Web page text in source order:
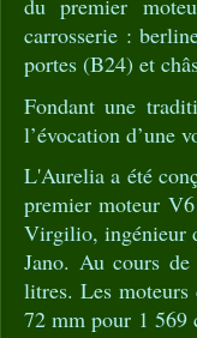
du premier
carrosserie :
portes (B24) et
Fondant une
l’évocation d’une
L'Aurelia a été
premier moteur
Virgilio, ingénieur
Jano. Au cours
litres. Les moteurs
72 mm pour 1 569